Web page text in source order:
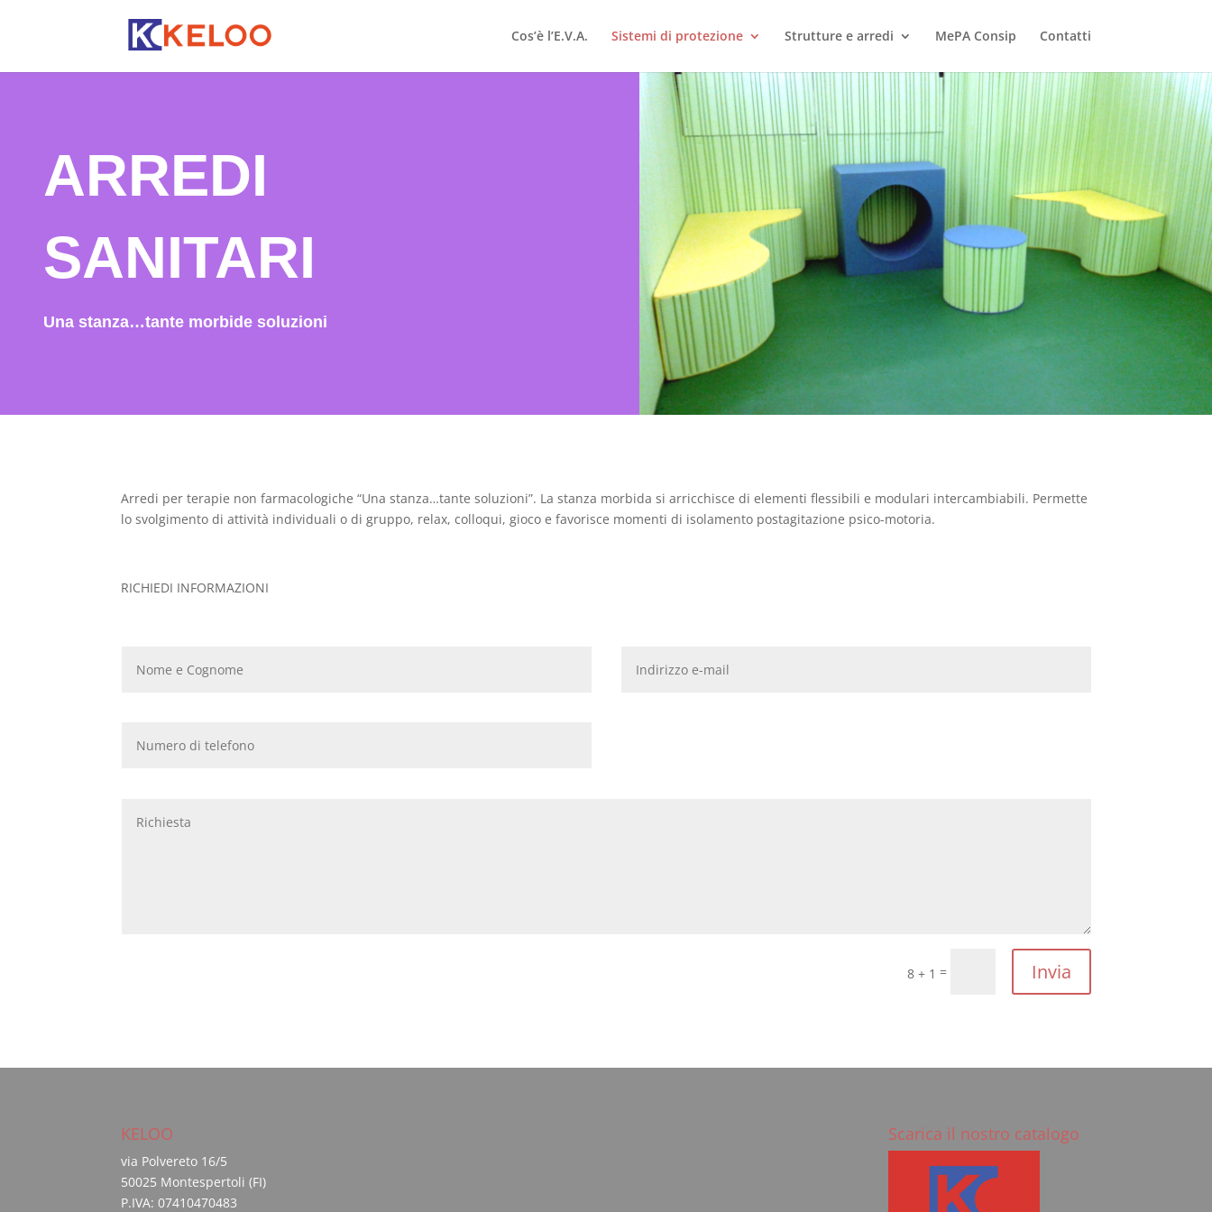
Cos’è l’E.V.A. Sistemi di protezione Strutture e arredi MePA Consip Contatti
ARREDI
SANITARI
Una stanza…tante morbide soluzioni
Arredi per terapie non farmacologiche “Una stanza…tante soluzioni”. La stanza morbida si arricchisce di elementi flessibili e modulari intercambiabili. Permette
lo svolgimento di attività individuali o di gruppo, relax, colloqui, gioco e favorisce momenti di isolamento postagitazione psico-motoria.
RICHIEDI INFORMAZIONI
8 + 1 = Invia
KELOO
via Polvereto 16/5
50025 Montespertoli (FI)
P.IVA: 07410470483
Scarica il nostro catalogo